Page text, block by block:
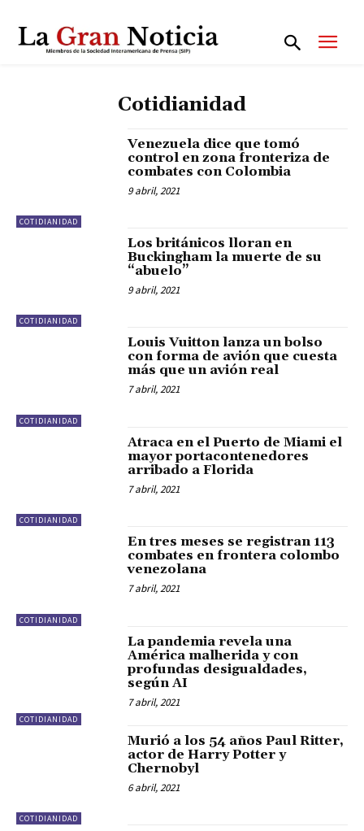
Cotidianidad
COTIDIANIDAD
Venezuela dice que tomó
control en zona fronteriza de
combates con Colombia
9 abril, 2021
COTIDIANIDAD
Los británicos lloran en
Buckingham la muerte de su
“abuelo”
9 abril, 2021
COTIDIANIDAD
Louis Vuitton lanza un bolso
con forma de avión que cuesta
más que un avión real
7 abril, 2021
COTIDIANIDAD
Atraca en el Puerto de Miami el
mayor portacontenedores
arribado a Florida
7 abril, 2021
COTIDIANIDAD
En tres meses se registran 113
combates en frontera colombo
venezolana
7 abril, 2021
COTIDIANIDAD
La pandemia revela una
América malherida y con
profundas desigualdades,
según AI
7 abril, 2021
COTIDIANIDAD
Murió a los 54 años Paul Ritter,
actor de Harry Potter y
Chernobyl
6 abril, 2021